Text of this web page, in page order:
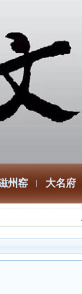
州窑 大名府